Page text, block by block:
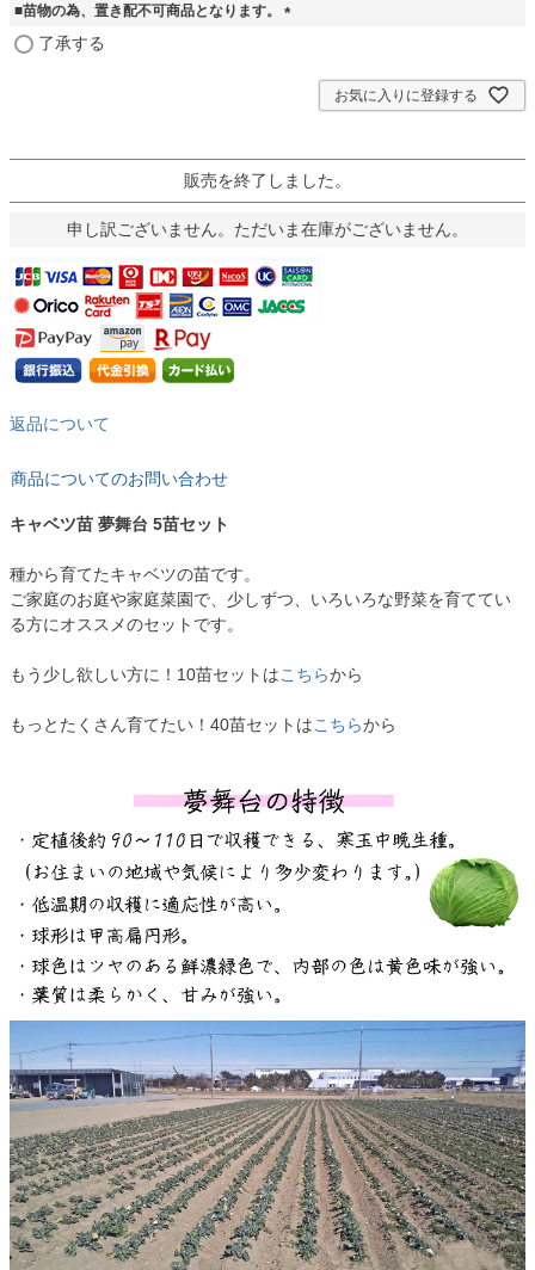
須
)
■苗物の為、置き配不可商品となります。
了承する
お気に入りに登録する
販売を終了しました。
申し訳ございません。ただいま在庫がございません。
返品について
商品についてのお問い合わせ
キャベツ苗 夢舞台 5苗セット
種から育てたキャベツの苗です。
ご家庭のお庭や家庭菜園で、少しずつ、いろいろな野菜を育ててい
る方にオススメのセットです。
もう少し欲しい方に！10苗セットはこちらから
もっとたくさん育てたい！40苗セットはこちらから